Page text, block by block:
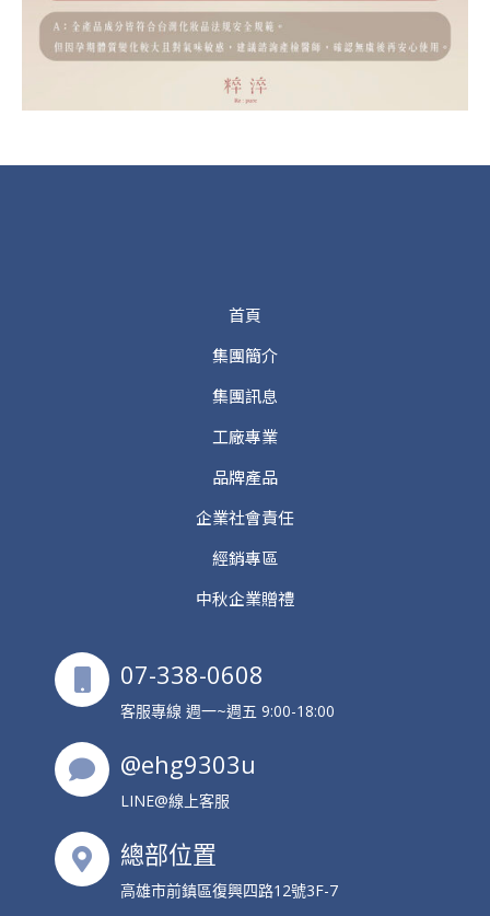
首頁
集團簡介
集團訊息
工廠專業
品牌產品
企業社會責任
經銷專區
中秋企業贈禮
07-338-0608
客服專線 週一~週五 9:00-18:00
@ehg9303u
LINE@線上客服
總部位置
高雄市前鎮區復興四路12號3F-7